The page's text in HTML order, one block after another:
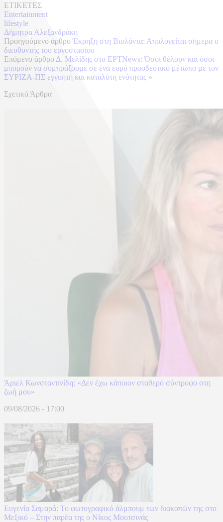
ΕΤΙΚΕΤΕΣ
Entertainment
lifestyle
Δήμητρα Αλεξανδράκη
Προηγούμενο άρθρο Έκρηξη στη Βιολάντα: Απολογείται σήμερα ο
διευθυντής του εργοστασίου
Επόμενο άρθρο Δ. Μελίδης στο ΕΡΤNews: Όσοι θέλουν και όσοι
μπορούν να συμπράξουμε σε ένα ευρύ προοδευτικό μέτωπο με τον
ΣΥΡΙΖΑ-ΠΣ εγγυητή και καταλύτη ενότητας »
Σχετικά Άρθρα
Άριελ Κωνσταντινίδη: «Δεν έχω κάποιον σταθερό σύντροφο στη
ζωή μου»
09/08/2026 - 17:00
Ευγενία Σαμαρά: Το φωτογραφικό άλμπουμ των διακοπών της στο
Μεξικό – Στην παρέα της ο Νίκος Μουτσινάς